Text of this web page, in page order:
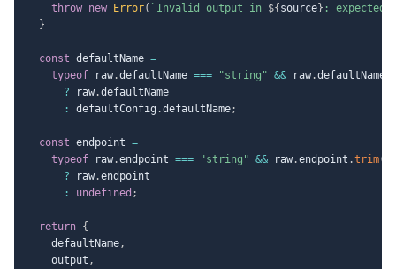
throw new Error( ` Invalid output in ${ source} :
}
const defaultName =
typeof raw.defaultName === "string" && raw.defaultName
? raw.defaultName
:
defaultConfig .defaultName;
const endpoint =
typeof raw.endpoint === "string" && raw.endpoint .trim(
? raw.endpoint
:
undefined ;
return {
    defaultName
,
    output
,